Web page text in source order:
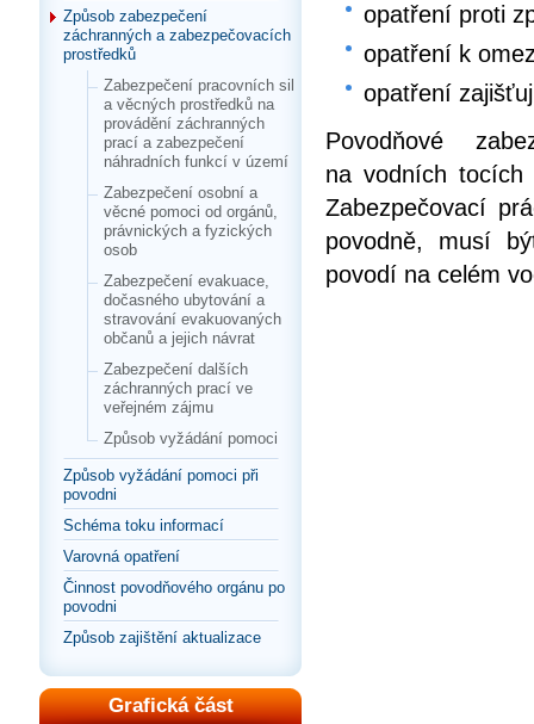
Způsob zabezpečení
záchranných a zabezpečovacích
prostředků
Zabezpečení pracovních sil
a věcných prostředků na
provádění záchranných
prací a zabezpečení
náhradních funkcí v území
Zabezpečení osobní a
věcné pomoci od orgánů,
právnických a fyzických
osob
Zabezpečení evakuace,
dočasného ubytování a
stravování evakuovaných
občanů a jejich návrat
Zabezpečení dalších
záchranných prací ve
veřejném zájmu
Způsob vyžádání pomoci
Způsob vyžádání pomoci při
povodni
Schéma toku informací
Varovná opatření
Činnost povodňového orgánu po
povodni
Způsob zajištění aktualizace
Grafická část
opatření proti
opatření k
opatření
Povodňové
na vodních tocích
Zabezpečovací
povodně, musí
povodí na celém